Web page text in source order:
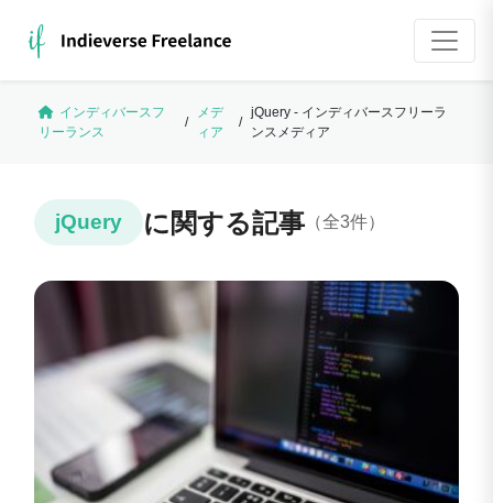
インディバースフ
リーランス
/
メデ
ィア
/
jQuery - インディバースフリーラ
ンスメディア
jQuery に関する記事 （全3件）